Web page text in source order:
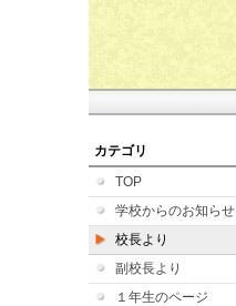
カテゴリ
TOP
学校からのお知らせ
校長より
副校長より
１年生のページ